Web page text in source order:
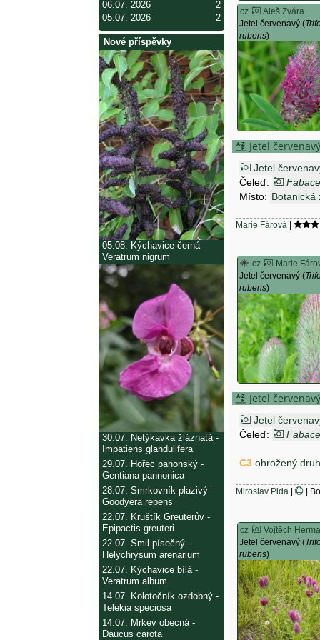
cz
Aleš Zvára
Jetel červenavý (
rubens)
Jetel
Jetel
Čeleď:
Místo: Botanická
Marie Fárová |
cz
Marie
Jetel červenavý (
rubens)
Jetel
Jetel
Čeleď:
C3 ohrožený druh
Miroslav Pida |
|
cz
Vojtěch
Jetel červenavý (
rubens)
2
06.07. 2026
2
05.07. 2026
Nové příspěvky
05.08. Kýchavice černá -
Veratrum nigrum
30.07. Netýkavka žláznatá -
Impatiens glandulifera
29.07. Hořec panonský -
Gentiana pannonica
28.07. Smrkovník plazivý -
Goodyera repens
22.07. Kruštík Greuterův -
Epipactis greuteri
22.07. Smil písečný -
Helychrysum arenarium
22.07. Kýchavice bílá -
Veratrum album
14.07. Kolotočník ozdobný -
Telekia speciosa
14.07. Mrkev obecná -
Daucus carota